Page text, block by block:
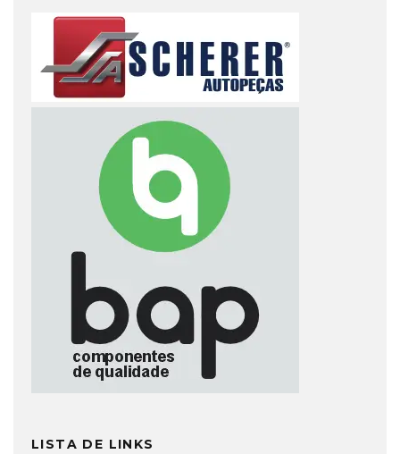
LISTA DE LINKS